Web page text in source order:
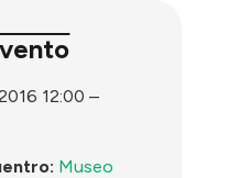
12:00 –
Museo